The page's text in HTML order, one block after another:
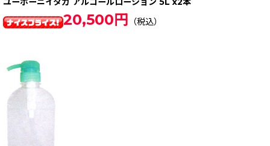
20,500円 （税込）